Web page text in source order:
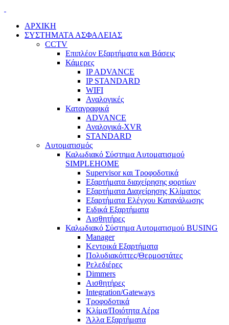
ΑΡΧΙΚΗ
ΣΥΣΤΗΜΑΤΑ ΑΣΦΑΛΕΙΑΣ
CCTV
Επιπλέον Εξαρτήματα και Βάσεις
Κάμερες
IP ADVANCE
IP STANDARD
WIFI
Αναλογικές
Καταγραφικά
ADVANCE
Αναλογικά-XVR
STANDARD
Αυτοματισμός
Καλωδιακό Σύστημα Αυτοματισμού
SIMPLEHOME
Supervisor και Τροφοδοτικά
Εξαρτήματα διαχείρησης φορτίων
Εξαρτήματα Διαχείρησης Κλίματος
Εξαρτήματα Ελέγχου Κατανάλωσης
Ειδικά Εξαρτήματα
Αισθητήρες
Καλωδιακό Σύστημα Αυτοματισμού BUSING
Manager
Κεντρικά Εξαρτήματα
Πολυδιακόπτες/Θερμοστάτες
Ρελεδιέρες
Dimmers
Αισθητήρες
Integration/Gateways
Τροφοδοτικά
Κλίμα/Ποιότητα Αέρα
Άλλα Εξαρτήματα